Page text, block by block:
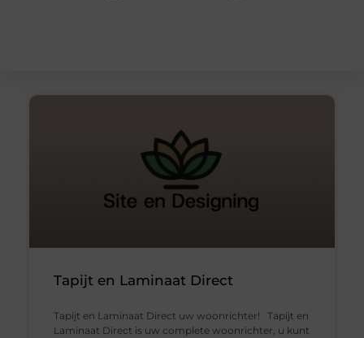
Tapijt en Laminaat Direct
Tapijt en Laminaat Direct uw woonrichter! Tapijt en
Laminaat Direct is uw complete woonrichter, u kunt